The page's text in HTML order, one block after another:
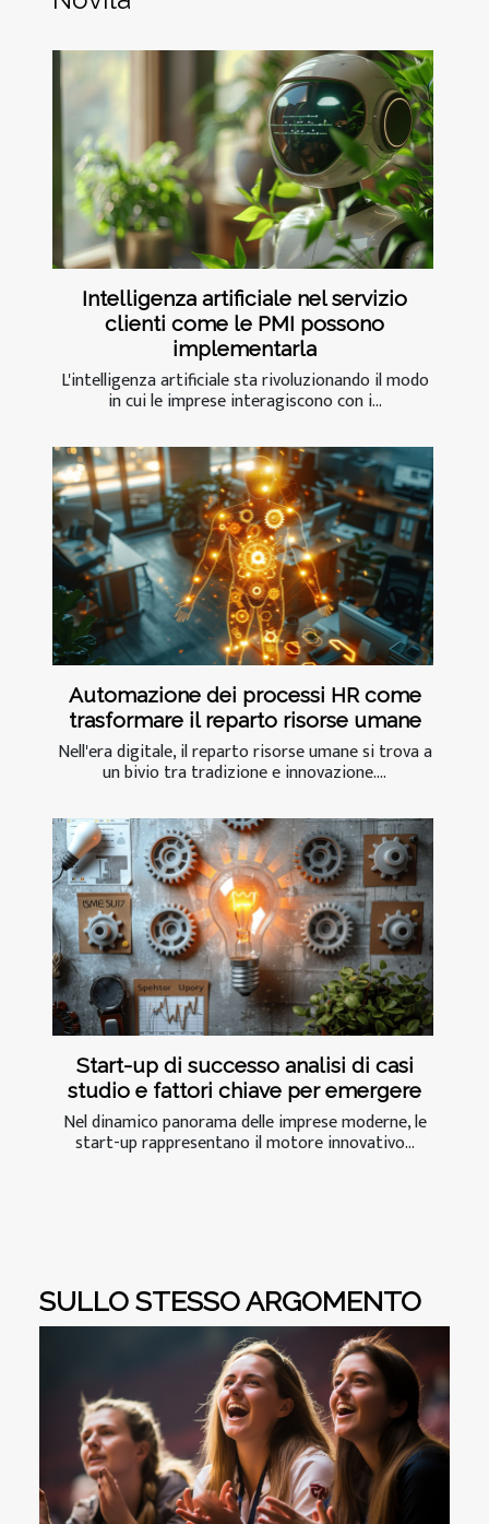
Intelligenza artificiale nel servizio
clienti come le PMI possono
implementarla
L'intelligenza artificiale sta rivoluzionando il modo
in cui le imprese interagiscono con i...
Automazione dei processi HR come
trasformare il reparto risorse umane
Nell'era digitale, il reparto risorse umane si trova a
un bivio tra tradizione e innovazione....
Start-up di successo analisi di casi
studio e fattori chiave per emergere
Nel dinamico panorama delle imprese moderne, le
start-up rappresentano il motore innovativo...
SULLO STESSO ARGOMENTO